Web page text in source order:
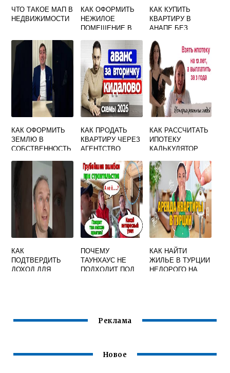
ЧТО ТАКОЕ МАП В
НЕДВИЖИМОСТИ
КАК ОФОРМИТЬ
НЕЖИЛОЕ
ПОМЕЩЕНИЕ В
КАК КУПИТЬ
КВАРТИРУ В
АНАПЕ БЕЗ
КАК ОФОРМИТЬ
ЗЕМЛЮ В
СОБСТВЕННОСТЬ
АМНИСТИИ
КАК ПРОДАТЬ
КВАРТИРУ ЧЕРЕЗ
АГЕНТСТВО
КАК РАССЧИТАТЬ
ИПОТЕКУ
КАЛЬКУЛЯТОР
О
КАК
ПОДТВЕРДИТЬ
ДОХОД ДЛЯ
ПОЧЕМУ
ТАУНХАУС НЕ
ПОДХОДИТ ПОД
КАК НАЙТИ
ЖИЛЬЕ В ТУРЦИИ
НЕДОРОГО НА
Реклама
Новое